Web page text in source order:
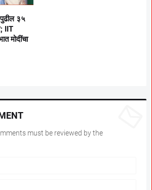
पुढील ३५
IIT
मोदींचा
must be reviewed by the